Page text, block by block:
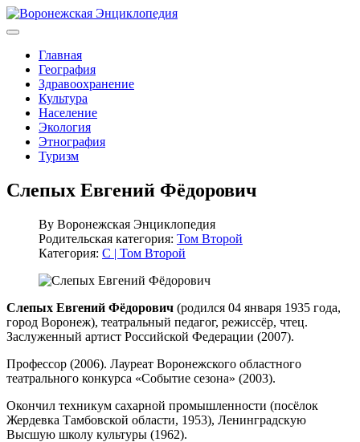
Главная
География
Здравоохранение
Культура
Население
Экология
Этнография
Туризм
Слепых Евгений Фёдорович
By Воронежская Энциклопедия
Родительская категория: Том Второй
Категория: С | Том Второй
Слепых Евгений Фёдорович (родился 04 января 1935 года,
город Воронеж), театральный педагог, режиссёр, чтец.
Заслуженный артист Российской Федерации (2007).
Профессор (2006). Лауреат Воронежского областного
театрального конкурса «Событие сезона» (2003).
Окончил техникум сахарной промышленности (посёлок
Жердевка Тамбовской области, 1953), Ленинградскую
Высшую школу культуры (1962).